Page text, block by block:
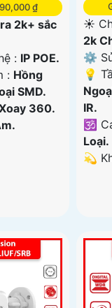
₫
2k+ sắc
: IP POE.
: Hồng
SMD.
360.
☀️
2k
⚙
💡
IR.
🕉️
Loại.
️💫